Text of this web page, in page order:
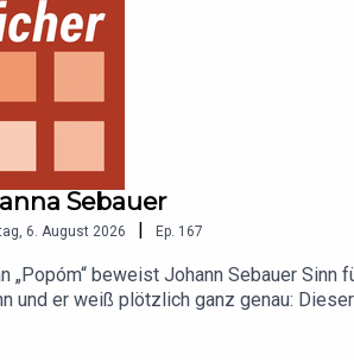
Sebauer
6. August 2026 | Ep. 167
„Popóm“ beweist Johann Sebauer
und er weiß plötzlich ganz genau:
das Leben genau vorausplanen